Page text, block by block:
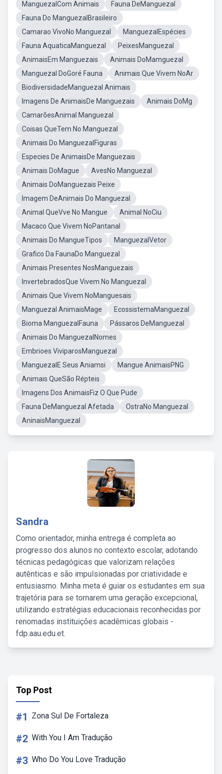
ManguezalCom Animais
Fauna DeManguezal
Fauna Do ManguezalBrasileiro
Camarao VivoNo Manguezal
ManguezalEspécies
Fauna AquaticaManguezal
PeixesManguezal
AnimaisEm Manguezais
Animais DoMamguezal
Manguezal DoGoré Fauna
Animais Que Vivem NoAr
BiodiversidadeManguezal Animais
Imagens De AnimaisDe Manguezais
Animais DoMg
CamarõesAnimal Manguezal
Coisas QueTem No Manguezal
Animais Do ManguezalFiguras
Especies De AnimaisDe Manguezais
Animais DoMague
AvesNo Manguezal
Animais DoManguezais Peixe
Imagem DeAnimais Do Manguezal
Animal QueVve No Mangue
Animal NoCiu
Macaco Que Vivem NoPantanal
Animais Do MangueTipos
ManguezalVetor
Grafico Da FaunaDo Manguezal
Animais Presentes NosManguezais
InvertebradosQue Vivem No Manguezal
Animais Que Vivem NoManguesais
Manguezal AnimaisMage
EcossistemaManguezal
Bioma ManguezalFauna
Pássaros DeManguezal
Animais Do ManguezalNomes
Embrioes ViviparosManguezal
ManguezalE Seus Aniamsi
Mangue AnimaisPNG
Animais QueSão Répteis
Imagens Dos AnimaisFiz O Que Pude
Fauna DeManguezal Afetada
OstraNo Manguezal
AninaisManguezal
Sandra
Como orientador, minha entrega é completa ao
progresso dos alunos no contexto escolar, adotando
técnicas pedagógicas que valorizam relações
autênticas e são impulsionadas por criatividade e
entusiasmo. Minha meta é guiar os estudantes em sua
trajetória para se tornarem uma geração excepcional,
utilizando estratégias educacionais reconhecidas por
renomadas instituições acadêmicas globais -
fdp.aau.edu.et.
Top Post
#1 Zona Sul De Fortaleza
#2 With You I Am Tradução
#3 Who Do You Love Tradução